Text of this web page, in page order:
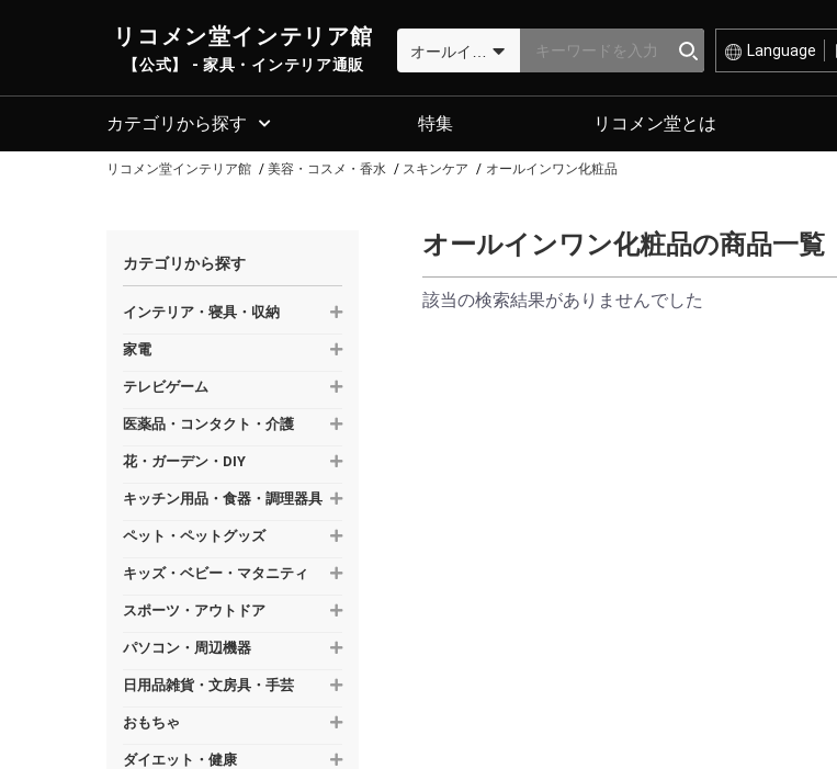
リコメン堂インテリア館
【公式】 - 家具・インテリア通販
Language
カテゴリから探す 特集 リコメン堂とは
リコメン堂インテリア館 美容・コスメ・香水 スキンケア オールインワン化粧品
カテゴリから探す
インテリア・寝具・収納
家電
テレビゲーム
医薬品・コンタクト・介護
花・ガーデン・DIY
キッチン用品・食器・調理器具
ペット・ペットグッズ
キッズ・ベビー・マタニティ
スポーツ・アウトドア
パソコン・周辺機器
日用品雑貨・文房具・手芸
おもちゃ
ダイエット・健康
オールインワン化粧品の商品一覧
該当の検索結果がありませんでした